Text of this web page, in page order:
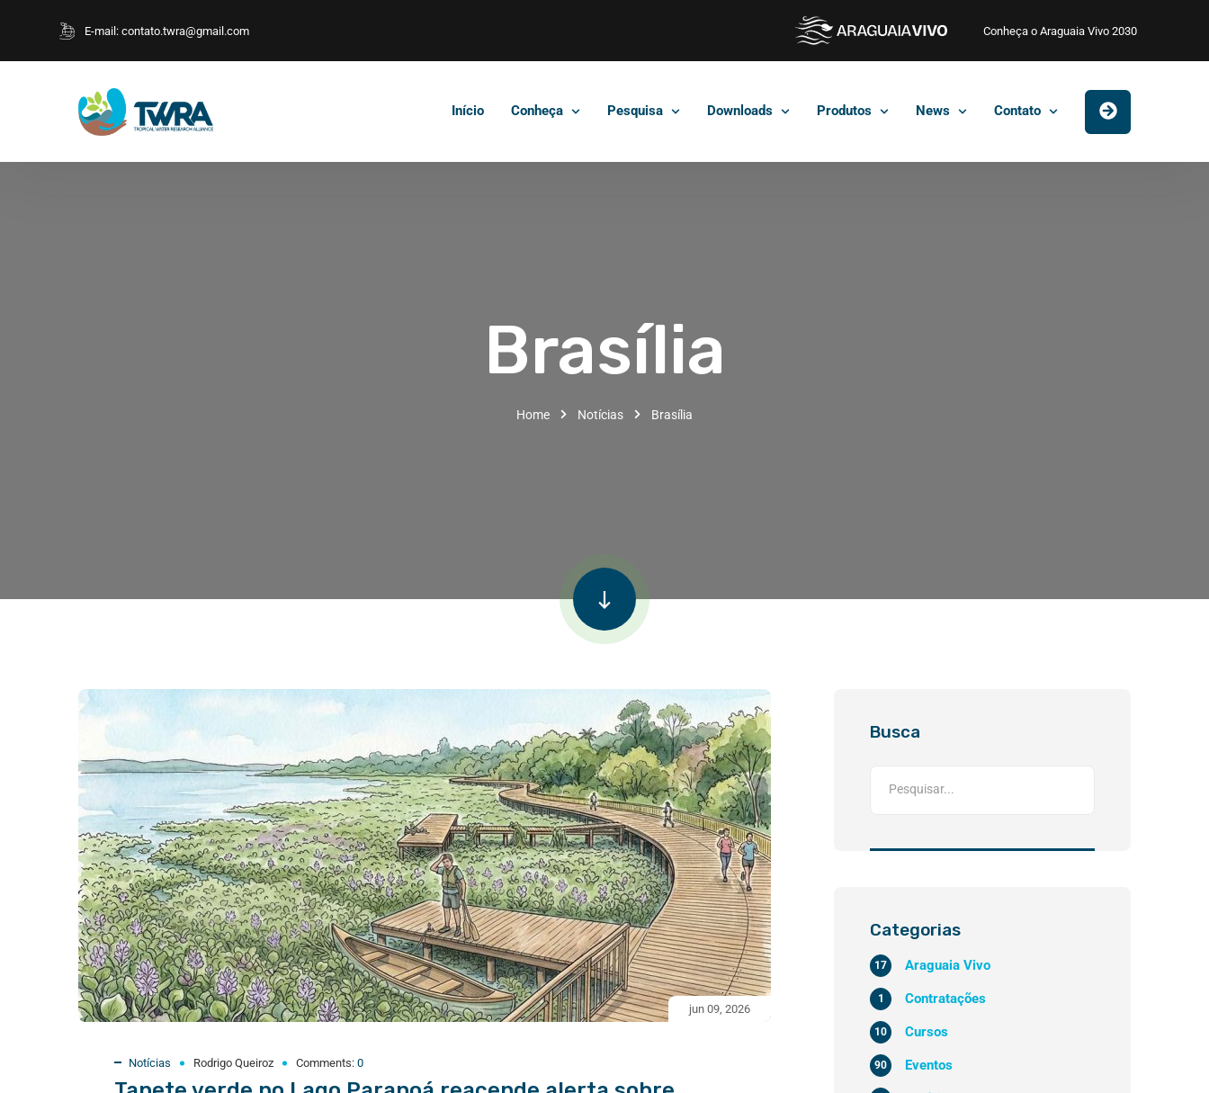
E-mail: contato.twra@gmail.com Conheça o Araguaia Vivo 2030
Início Conheça Pesquisa Downloads Produtos News Contato
Brasília
Home Notícias Brasília
jun 09, 2026
Notícias Rodrigo Queiroz Comments: 0
Busca
Categorias
Araguaia Vivo
17
Contratações
1
Cursos
10
Eventos
90